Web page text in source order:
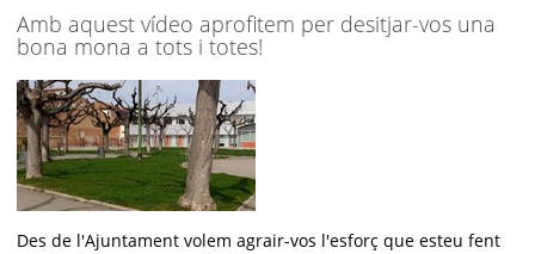
BELL-LLOC SOLUCIONA
Amb aquest vídeo aprofitem per desitjar-vos una
bona mona a tots i totes!
Des de l'Ajuntament volem agrair-vos l'esforç que esteu fent